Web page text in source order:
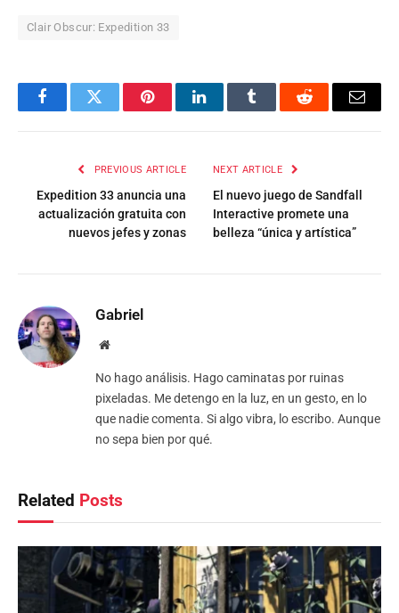
Clair Obscur: Expedition 33
FacebookTwitter PinterestLinkedInTumblr Reddit Email
PREVIOUS ARTICLE
Expedition 33 anuncia una
actualización gratuita con
nuevos jefes y zonas
NEXT ARTICLE
El nuevo juego de Sandfall
Interactive promete una
belleza “única y artística”
Gabriel
Website
No hago análisis. Hago caminatas por ruinas
pixeladas. Me detengo en la luz, en un gesto, en lo
que nadie comenta. Si algo vibra, lo escribo. Aunque
no sepa bien por qué.
Related Posts